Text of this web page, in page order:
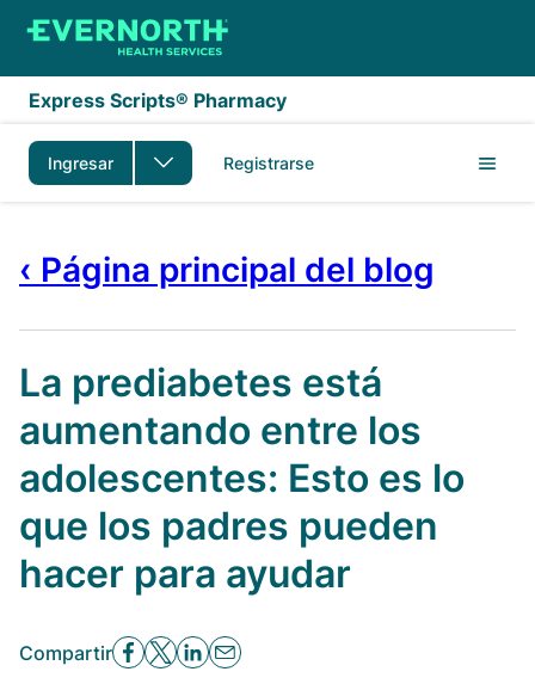
Saltar al contenido principal
Express Scripts® Pharmacy
Ingresar Registrarse
‹ Página principal del blog
La prediabetes está
aumentando entre los
adolescentes: Esto es lo
que los padres pueden
hacer para ayudar
Compartir